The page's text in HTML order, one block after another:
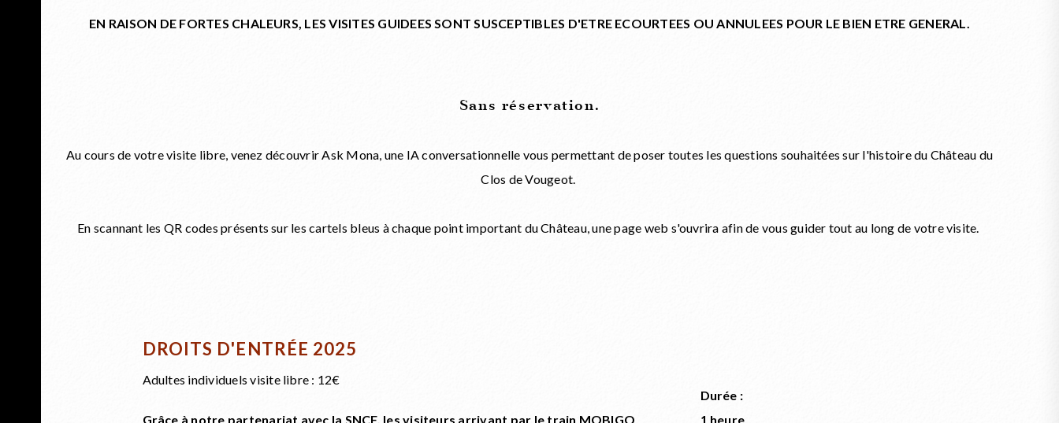
EN RAISON DE FORTES CHALEURS, LES VISITES GUIDEES SONT SUSCEPTIBLES D'ETRE ECOURTEES OU ANNULEES POUR LE BIEN ETRE GENERAL.
Sans réservation.
Au cours de votre visite libre, venez découvrir Ask Mona, une IA conversationnelle vous permettant de poser toutes les questions souhaitées sur l'histoire du Château du
Clos de Vougeot.
En scannant les QR codes présents sur les cartels bleus à chaque point important du Château, une page web s'ouvrira afin de vous guider tout au long de votre visite.
DROITS D'ENTRÉE 2025
Adultes individuels visite libre : 12€
Grâce à notre partenariat avec la SNCF, les visiteurs arrivant par le train MOBIGO
Durée :
1 heure